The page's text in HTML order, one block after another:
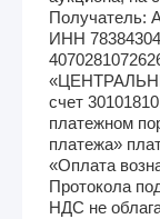
Получатель:
ИНН
счет
платежном
платежа»
«Оплата
Протокола
НДС не